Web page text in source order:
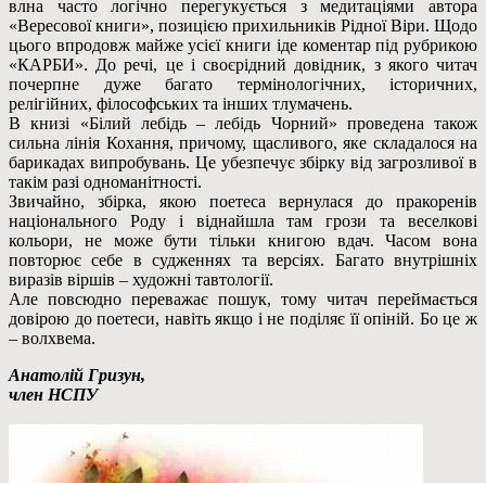
влна часто логічно перегукується з медитаціями автора
«Вересової книги», позицією прихильників Рідної Віри. Щодо
цього впродовж майже усієї книги іде коментар під рубрикою
«КАРБИ». До речі, це і своєрідний довідник, з якого читач
почерпне дуже багато термінологічних, історичних,
релігійних, філософських та інших тлумачень.
В книзі «Білий лебідь – лебідь Чорний» проведена також
сильна лінія Кохання, причому, щасливого, яке складалося на
барикадах випробувань. Це убезпечує збірку від загрозливої в
такім разі одноманітності.
Звичайно, збірка, якою поетеса вернулася до пракоренів
національного Роду і віднайшла там грози та веселкові
кольори, не може бути тільки книгою вдач. Часом вона
повторює себе в судженнях та версіях. Багато внутрішніх
виразів віршів – художні тавтології.
Але повсюдно переважає пошук, тому читач переймається
довірою до поетеси, навіть якщо і не поділяє її опіній. Бо це ж
– волхвема.
Анатолій Гризун,
член НСПУ